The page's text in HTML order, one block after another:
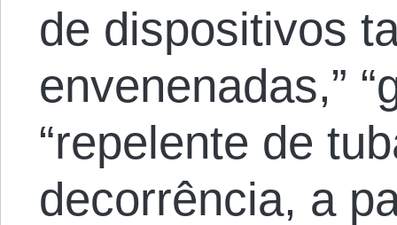
de dispositivos
envenenadas,”
“repelente de
decorrência, a